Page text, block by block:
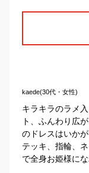
kaede(30代・女性)
キラキラのラメ
ト、ふんわり広
のドレスはいか
テッキ、指輪、
で全身お姫様に